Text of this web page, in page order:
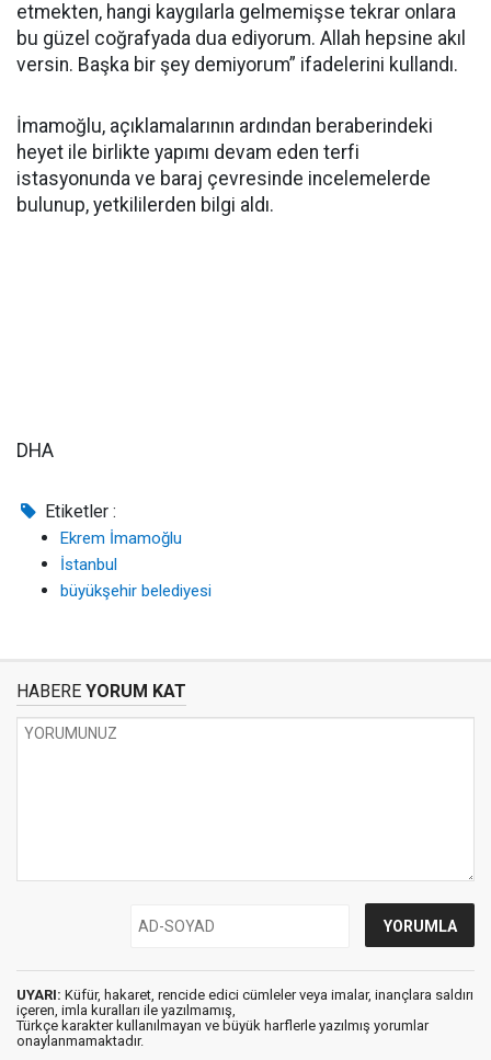
etmekten, hangi kaygılarla gelmemişse tekrar onlara
bu güzel coğrafyada dua ediyorum. Allah hepsine akıl
versin. Başka bir şey demiyorum” ifadelerini kullandı.
İmamoğlu, açıklamalarının ardından beraberindeki
heyet ile birlikte yapımı devam eden terfi
istasyonunda ve baraj çevresinde incelemelerde
bulunup, yetkililerden bilgi aldı.
DHA
Etiketler :
Ekrem İmamoğlu
İstanbul
büyükşehir belediyesi
HABERE YORUM KAT
UYARI: Küfür, hakaret, rencide edici cümleler veya imalar, inançlara saldırı
içeren, imla kuralları ile yazılmamış,
Türkçe karakter kullanılmayan ve büyük harflerle yazılmış yorumlar
onaylanmamaktadır.